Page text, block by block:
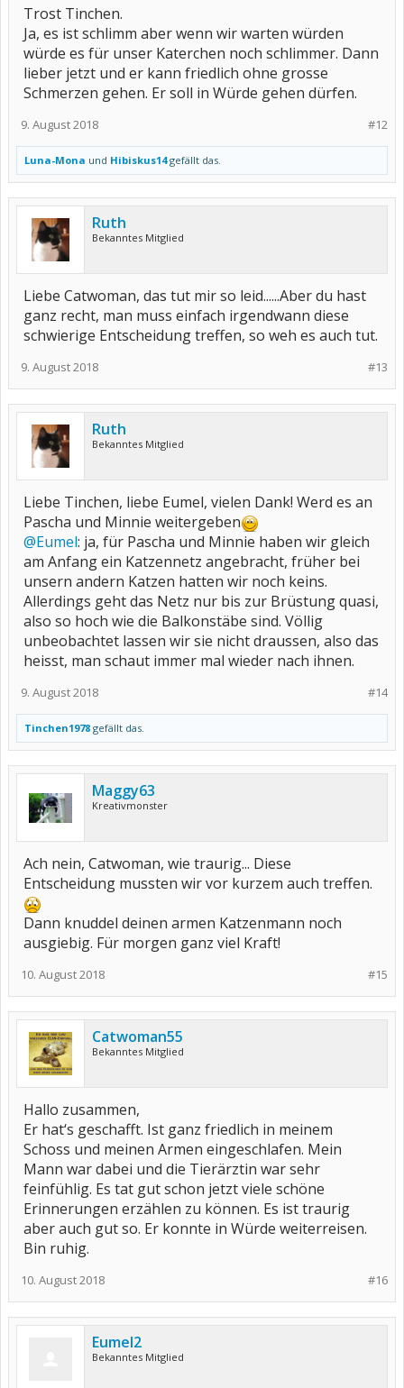
Trost Tinchen.
Ja, es ist schlimm aber wenn wir warten würden
würde es für unser Katerchen noch schlimmer. Dann
lieber jetzt und er kann friedlich ohne grosse
Schmerzen gehen. Er soll in Würde gehen dürfen.
#12
9. August 2018
Luna-Mona und Hibiskus14gefällt das.
Ruth
Bekanntes Mitglied
Liebe Catwoman, das tut mir so leid......Aber du hast
ganz recht, man muss einfach irgendwann diese
schwierige Entscheidung treffen, so weh es auch tut.
#13
9. August 2018
Ruth
Bekanntes Mitglied
Liebe Tinchen, liebe Eumel, vielen Dank! Werd es an
Pascha und Minnie weitergeben
@Eumel: ja, für Pascha und Minnie haben wir gleich
am Anfang ein Katzennetz angebracht, früher bei
unsern andern Katzen hatten wir noch keins.
Allerdings geht das Netz nur bis zur Brüstung quasi,
also so hoch wie die Balkonstäbe sind. Völlig
unbeobachtet lassen wir sie nicht draussen, also das
heisst, man schaut immer mal wieder nach ihnen.
#14
9. August 2018
Tinchen1978 gefällt das.
Maggy63
Kreativmonster
Ach nein, Catwoman, wie traurig... Diese
Entscheidung mussten wir vor kurzem auch treffen.
Dann knuddel deinen armen Katzenmann noch
ausgiebig. Für morgen ganz viel Kraft!
#15
10. August 2018
Catwoman55
Bekanntes Mitglied
Hallo zusammen,
Er hat‘s geschafft. Ist ganz friedlich in meinem
Schoss und meinen Armen eingeschlafen. Mein
Mann war dabei und die Tierärztin war sehr
feinfühlig. Es tat gut schon jetzt viele schöne
Erinnerungen erzählen zu können. Es ist traurig
aber auch gut so. Er konnte in Würde weiterreisen.
Bin ruhig.
#16
10. August 2018
Eumel2
Bekanntes Mitglied